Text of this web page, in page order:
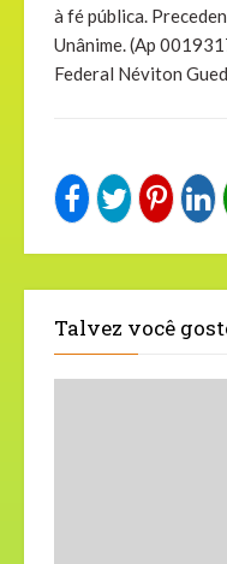
à fé pública.
Unânime. (Ap
Federal Néviton
Talvez você